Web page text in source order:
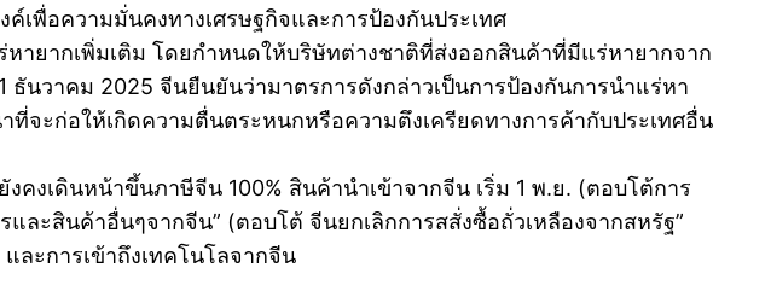
เพื่อความมั่นคงทางเศรษฐกิจและการป้องกันประเทศ
ายากเพิ่มเติม โดยกำหนดให้บริษัทต่างชาติที่ส่งออกสินค้าที่มีแร่หายากจาก
นวาคม 2025 จีนยืนยันว่ามาตรการดังกล่าวเป็นการป้องกันการนำแร่หา
จะก่อให้เกิดความตื่นตระหนกหรือความตึงเครียดทางการค้ากับประเทศอื่น
งเดินหน้าขึ้นภาษีจีน 100% สินค้านำเข้าจากจีน เริ่ม 1 พ.ย. (ตอบโต้การ
ละสินค้าอื่นๆจากจีน” (ตอบโต้ จีนยกเลิกการสสั่งซื้อถั่วเหลืองจากสหรัฐ”
ะการเข้าถึงเทคโนโลจากจีน